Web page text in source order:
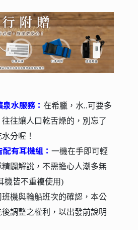
水服務： 在希臘，水..可要多
往讓人口乾舌燥的，別忘了
分喔！
有耳機組： 一機在手即可輕
闢解說，不需擔心人潮多無
機皆不重複使用)
機與輪船班次的確認，本公
調整之權利，以出發前說明